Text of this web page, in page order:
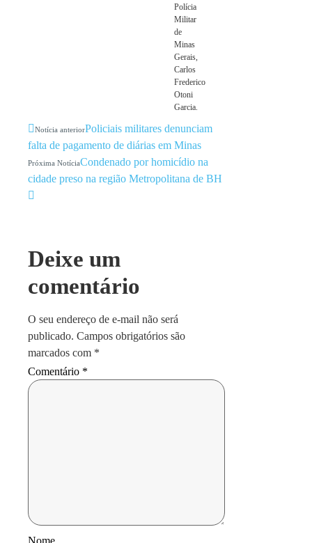
Polícia
Militar
de
Minas
Gerais,
Carlos
Frederico
Otoni
Garcia.
Notícia anteriorPoliciais militares denunciam
falta de pagamento de diárias em Minas
Próxima NotíciaCondenado por homicídio na
cidade preso na região Metropolitana de BH
Deixe um
comentário
O seu endereço de e-mail não será
publicado. Campos obrigatórios são
marcados com *
Comentário *